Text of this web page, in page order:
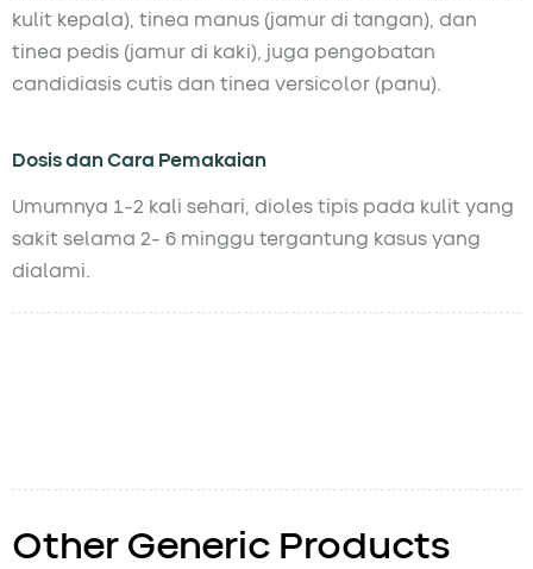
kulit kepala), tinea manus (jamur di tangan), dan
tinea pedis (jamur di kaki), juga pengobatan
candidiasis cutis dan tinea versicolor (panu).
Dosis dan Cara Pemakaian
Umumnya 1-2 kali sehari, dioles tipis pada kulit yang
sakit selama 2- 6 minggu tergantung kasus yang
dialami.
Other Generic Products